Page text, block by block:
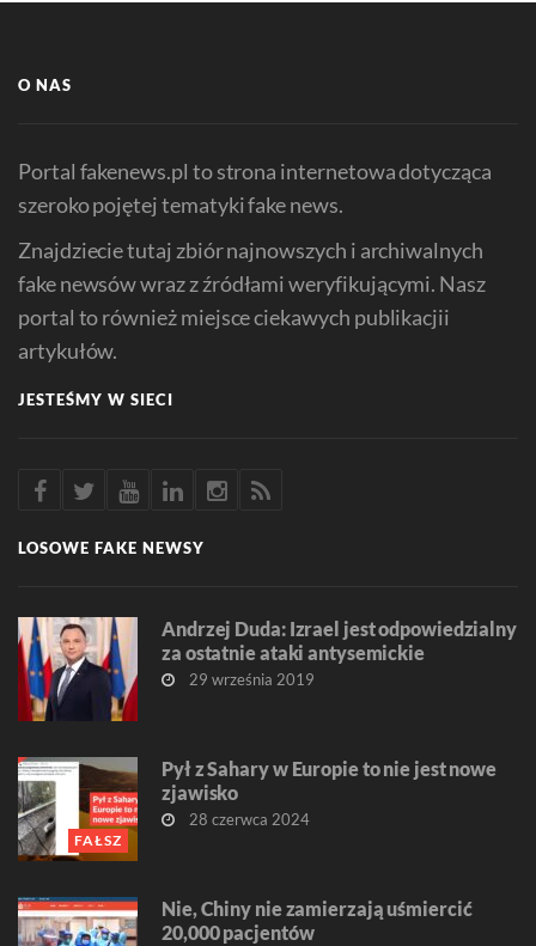
O NAS
Portal fakenews.pl to strona internetowa dotycząca
szeroko pojętej tematyki fake news.
Znajdziecie tutaj zbiór najnowszych i archiwalnych
fake newsów wraz z źródłami weryfikującymi. Nasz
portal to również miejsce ciekawych publikacjii
artykułów.
JESTEŚMY W SIECI
LOSOWE FAKE NEWSY
Andrzej Duda: Izrael jest odpowiedzialny
za ostatnie ataki antysemickie
29 września 2019
FAŁSZ
Pył z Sahary w Europie to nie jest nowe
zjawisko
28 czerwca 2024
Nie, Chiny nie zamierzają uśmiercić
20,000 pacjentów